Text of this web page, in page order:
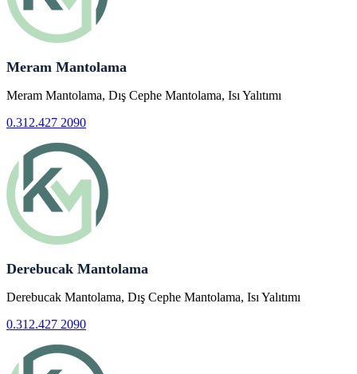
Meram Mantolama
Meram Mantolama, Dış Cephe Mantolama, Isı Yalıtımı
0.312.427 2090
Derebucak Mantolama
Derebucak Mantolama, Dış Cephe Mantolama, Isı Yalıtımı
0.312.427 2090